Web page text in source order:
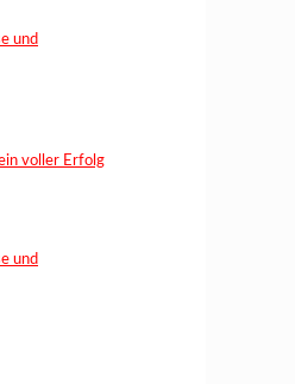
und
voller Erfolg
und